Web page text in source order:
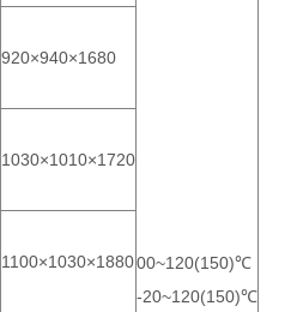
00~120(150)℃
-20~120(150)℃
920×940×1680
1030×1010×1720
1100×1030×1880